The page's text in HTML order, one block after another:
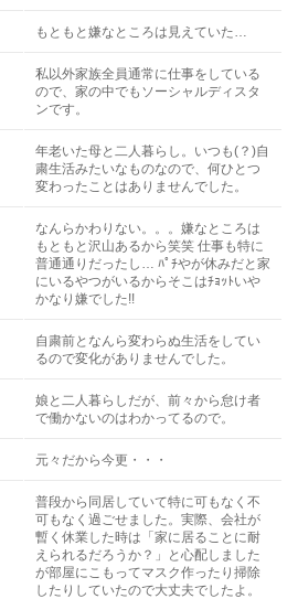
もともと嫌なところは見えていた…
私以外家族全員通常に仕事をしている
ので、家の中でもソーシャルディスタ
ンです。
年老いた母と二人暮らし。いつも(？)自
粛生活みたいなものなので、何ひとつ
変わったことはありませんでした。
なんらかわりない。。。嫌なところは
もともと沢山あるから笑笑 仕事も特に
普通通りだったし… ﾊﾟﾁやが休みだと家
にいるやつがいるからそこはﾁｮｯﾄいや
かなり嫌でした!!
自粛前となんら変わらぬ生活をしてい
るので変化がありませんでした。
娘と二人暮らしだが、前々から怠け者
で働かないのはわかってるので。
元々だから今更・・・
普段から同居していて特に可もなく不
可もなく過ごせました。実際、会社が
暫く休業した時は「家に居ることに耐
えられるだろうか？」と心配しました
が部屋にこもってマスク作ったり掃除
したりしていたので大丈夫でしたよ。